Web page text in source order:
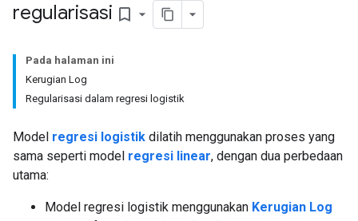
regularisasi bookmark_border
Pada halaman ini
Kerugian Log
Regularisasi dalam regresi logistik
Model regresi logistik dilatih menggunakan proses yang
sama seperti model regresi linear, dengan dua perbedaan
utama:
Model regresi logistik menggunakan Kerugian Log